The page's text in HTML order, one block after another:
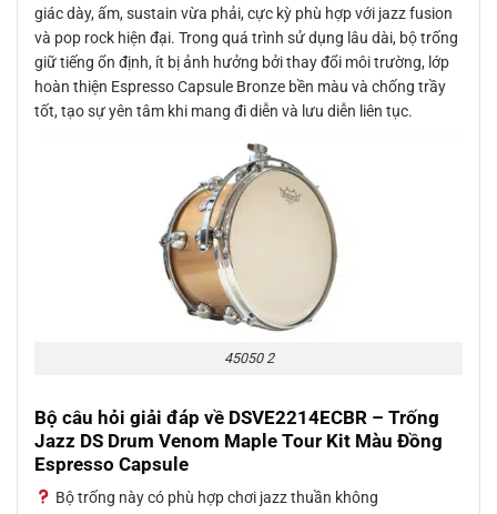
giác dày, ấm, sustain vừa phải, cực kỳ phù hợp với jazz fusion
và pop rock hiện đại. Trong quá trình sử dụng lâu dài, bộ trống
giữ tiếng ổn định, ít bị ảnh hưởng bởi thay đổi môi trường, lớp
hoàn thiện Espresso Capsule Bronze bền màu và chống trầy
tốt, tạo sự yên tâm khi mang đi diễn và lưu diễn liên tục.
45050 2
Bộ câu hỏi giải đáp về DSVE2214ECBR – Trống
Jazz DS Drum Venom Maple Tour Kit Màu Đồng
Espresso Capsule
Bộ trống này có phù hợp chơi jazz thuần không